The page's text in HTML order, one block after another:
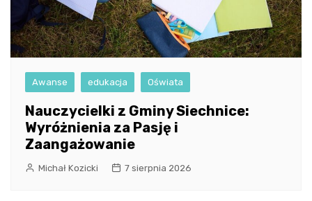
Awanse edukacja Oświata
Nauczycielki z Gminy Siechnice:
Wyróżnienia za Pasję i
Zaangażowanie
Michał Kozicki 7 sierpnia 2026